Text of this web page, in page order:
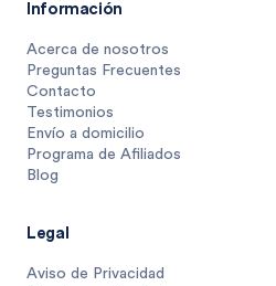
Información
Acerca de nosotros
Preguntas Frecuentes
Contacto
Testimonios
Envío a domicilio
Programa de Afiliados
Blog
Legal
Aviso de Privacidad